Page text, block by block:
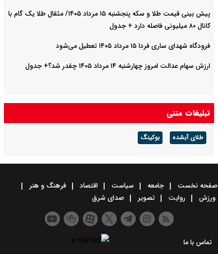
پیش‌ بینی قیمت طلا و سکه پنجشنبه ۱۵ مرداد ۱۴۰۵/ مثقال طلا یک گام با
کانال ۸۰ میلیونی فاصله دارد + جدول
فرودگاه شهدای ساری فردا ۱۵ مرداد ۱۴۰۵ تعطیل می‌شود
ارزش سهام عدالت امروز چهارشنبه ۱۴ مرداد ۱۴۰۵ چقدر شد؟+ جدول
تبلیغات متنی
طلای آبشده بوکینگ
صفحه نخست جامعه سیاست اقتصاد
فرهنگ و هنر
ورزش
روایت تصویر صدای شرق
تماس با ما